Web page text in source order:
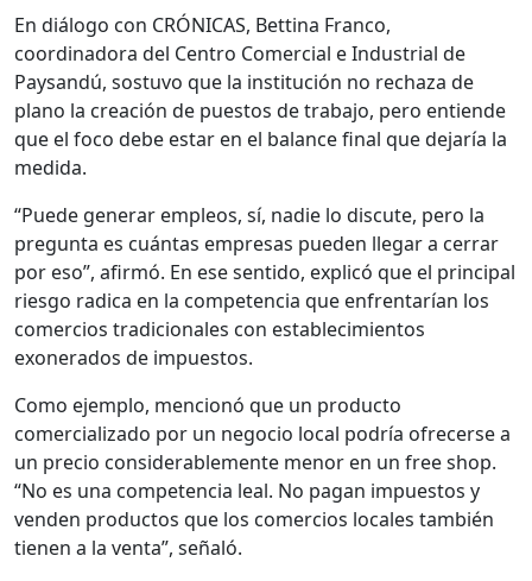
En diálogo con CRÓNICAS, Bettina Franco,
coordinadora del Centro Comercial e Industrial de
Paysandú, sostuvo que la institución no rechaza de
plano la creación de puestos de trabajo, pero entiende
que el foco debe estar en el balance final que dejaría la
medida.
“Puede generar empleos, sí, nadie lo discute, pero la
pregunta es cuántas empresas pueden llegar a cerrar
por eso”, afirmó. En ese sentido, explicó que el principal
riesgo radica en la competencia que enfrentarían los
comercios tradicionales con establecimientos
exonerados de impuestos.
Como ejemplo, mencionó que un producto
comercializado por un negocio local podría ofrecerse a
un precio considerablemente menor en un free shop.
“No es una competencia leal. No pagan impuestos y
venden productos que los comercios locales también
tienen a la venta”, señaló.